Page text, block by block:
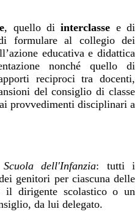
, quello diinterclasse e di
formulare al collegio dei
educativa e didattica
nonché quello di
reciproci tra docenti,
del consiglio di classe
provvedimenti disciplinari a
Scuola dell'Infanzia: tutti i
genitori per ciascuna delle
il dirigente scolastico o un
da lui delegato.